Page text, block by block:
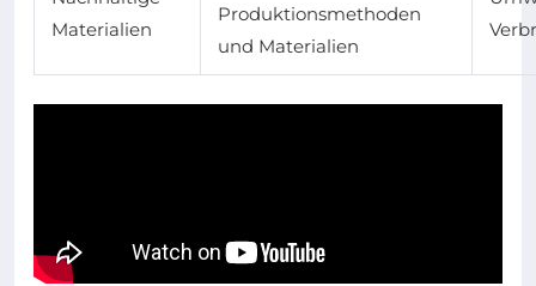
Materialien
Produktionsmethoden
und Materialien